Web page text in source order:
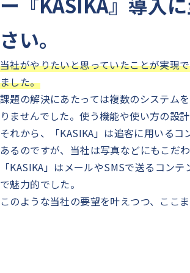
さい。
当社がやりたいと思っていたことが実現
ました。
課題の解決にあたっては複数のシステム
りませんでした。使う機能や使い方の設
それから、「KASIKA」は追客に用いる
あるのですが、当社は写真などにもこだ
「KASIKA」はメールやSMSで送るコン
で魅力的でした。
このような当社の要望を叶えつつ、ここ